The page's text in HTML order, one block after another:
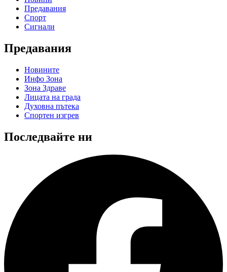
Предавания
Спорт
Сигнали
Предавания
Новините
Инфо Зона
Зона Здраве
Лицата на града
Духовна пътека
Спортен изгрев
Последвайте ни